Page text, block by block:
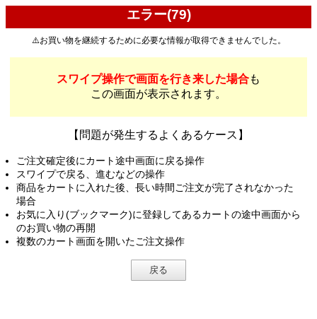
エラー(79)
⚠️お買い物を継続するために必要な情報が取得できませんでした。
スワイプ操作で画面を行き来した場合も
この画面が表示されます。
【問題が発生するよくあるケース】
ご注文確定後にカート途中画面に戻る操作
スワイプで戻る、進むなどの操作
商品をカートに入れた後、長い時間ご注文が完了されなかった
場合
お気に入り(ブックマーク)に登録してあるカートの途中画面から
のお買い物の再開
複数のカート画面を開いたご注文操作